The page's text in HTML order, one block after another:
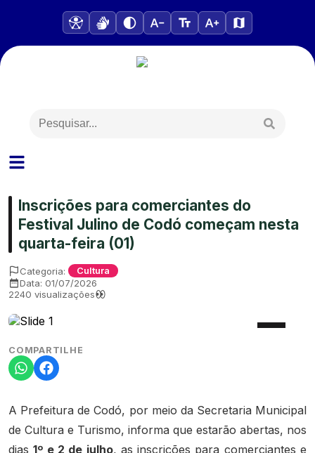
Inscrições para comerciantes do
Festival Julino de Codó começam nesta
quarta-feira (01)
Categoria: Cultura
Data: 01/07/2026
2240 visualizações
COMPARTILHE
A Prefeitura de Codó, por meio da Secretaria Municipal
de Cultura e Turismo, informa que estarão abertas, nos
dias1º e 2 de julho, as inscrições para comerciantes e